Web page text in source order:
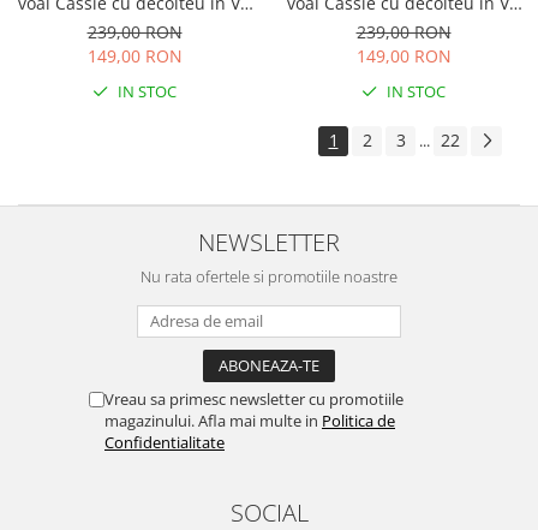
Turcoaz aqua
239,00 RON
149,00 RON
IN STOC
Albastru regal
239,00 RON
149,00 RON
IN STOC
1 2 3 ... 22
NEWSLETTER
Nu rata ofertele si promotiile noastre
Vreau sa primesc newsletter cu promotiile
magazinului. Afla mai multe in Politica de
Confidentialitate
SOCIAL